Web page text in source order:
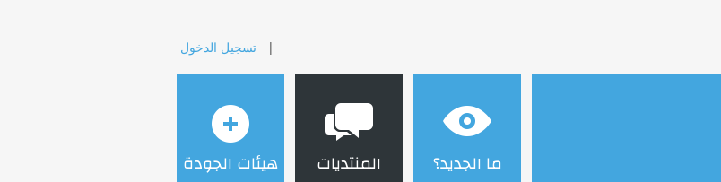
| تسجيل الدخول
ما الجديد؟ المنتديات هيئات الجودة